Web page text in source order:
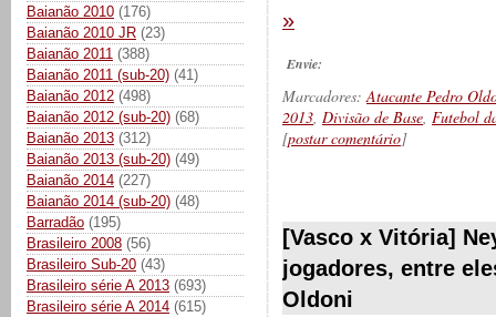
Baianão 2010 (176)
Baianão 2010 JR (23)
Baianão 2011 (388)
Baianão 2011 (sub-20) (41)
Baianão 2012 (498)
Baianão 2012 (sub-20) (68)
Baianão 2013 (312)
Baianão 2013 (sub-20) (49)
Baianão 2014 (227)
Baianão 2014 (sub-20) (48)
Barradão (195)
Brasileiro 2008 (56)
Brasileiro Sub-20 (43)
Brasileiro série A 2013 (693)
Brasileiro série A 2014 (615)
»
Envie:
Marcadores:Atacante Pedro
2013, Divisão de Base, Futebol
[postar comentário]
[Vasco x Vitória]
jogadores, entre
Oldoni